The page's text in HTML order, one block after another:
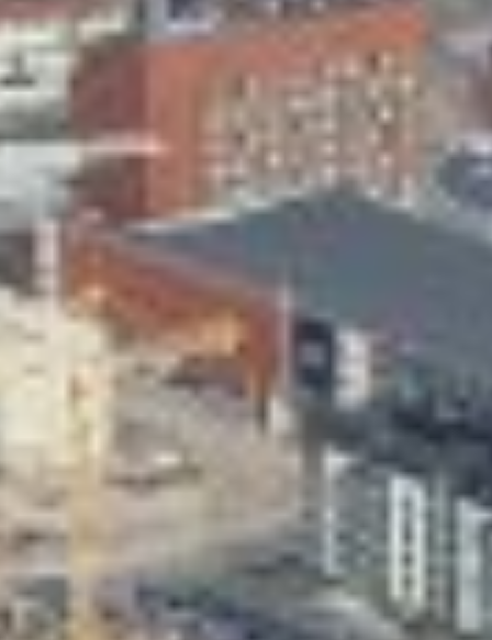
Skeittihalli
Varhaiskasvatus
Ateria- ja välipalamaksut
Mämminiemi
Taideapteekki
Kirjasto
Valon Kaupunki
Lasten Lysti & LystiKylä-festivaali
Ohje